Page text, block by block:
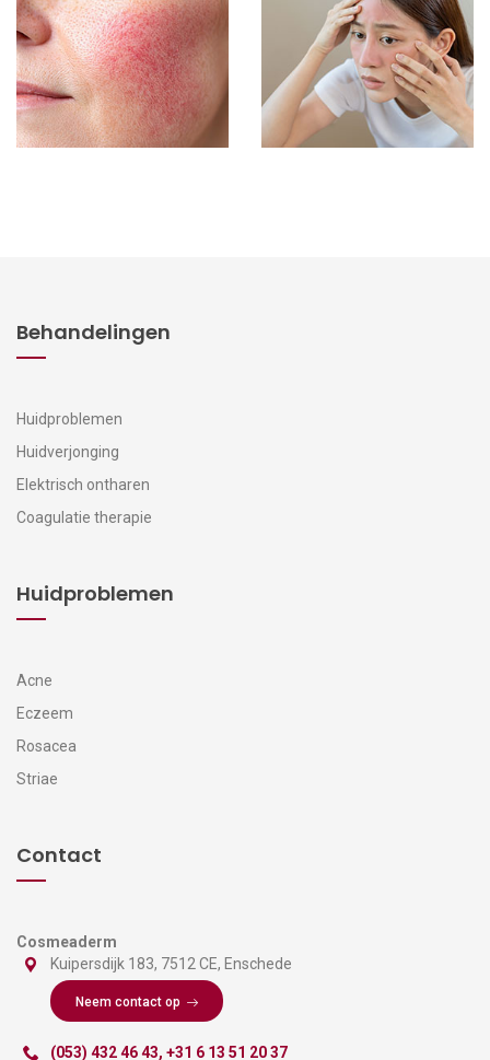
Behandelingen
Huidproblemen
Huidverjonging
Elektrisch ontharen
Coagulatie therapie
Huidproblemen
Acne
Eczeem
Rosacea
Striae
Contact
Cosmeaderm
Kuipersdijk 183, 7512 CE, Enschede
Neem contact op
(053) 432 46 43, +31 6 13 51 20 37